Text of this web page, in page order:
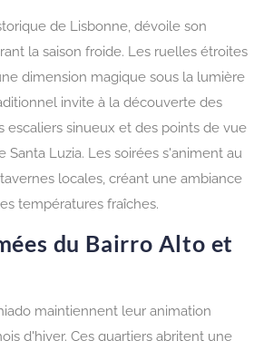
de Lisbonne, dévoile son
la saison froide. Les ruelles étroites
dimension magique sous la lumière
invite à la découverte des
escaliers sinueux et des points de vue
Santa Luzia. Les soirées s'animent au
locales, créant une ambiance
températures fraîches.
du Bairro Alto et
maintiennent leur animation
d'hiver. Ces quartiers abritent une